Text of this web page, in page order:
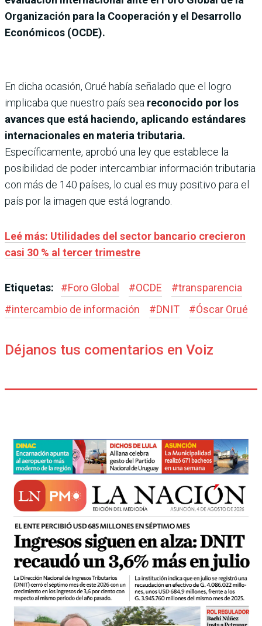
Organización para la Cooperación y el Desarrollo
Económicos (OCDE).
En dicha ocasión, Orué había señalado que el logro
implicaba que nuestro país sea reconocido por los
avances que está haciendo, aplicando estándares
internacionales en materia tributaria.
Específicamente, aprobó una ley que establece la
posibilidad de poder intercambiar información tributaria
con más de 140 países, lo cual es muy positivo para el
país por la imagen que está logrando.
Leé más: Utilidades del sector bancario crecieron
casi 30 % al tercer trimestre
Etiquetas: #Foro Global #OCDE #transparencia
#intercambio de información #DNIT #Óscar Orué
Déjanos tus comentarios en Voiz